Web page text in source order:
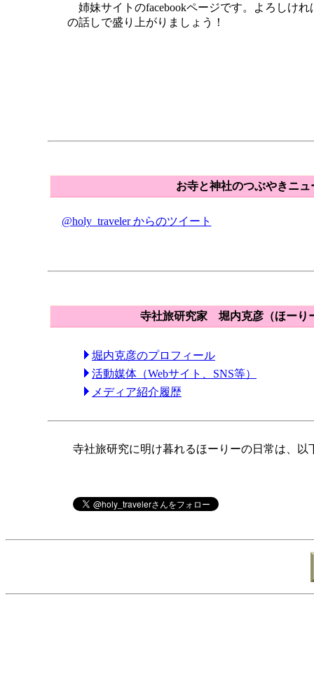
姉妹サイトのfacebookページです。よろしけ
の話しで盛り上がりましょう！
お寺と神社のつぶやきニ
@holy_traveler からのツイート
寺社旅研究家 堀内克彦（ほーり
堀内克彦のプロフィール
活動媒体（Webサイト、SNS等）
メディア紹介履歴
寺社旅研究に明け暮れるほーりーの日常は、以